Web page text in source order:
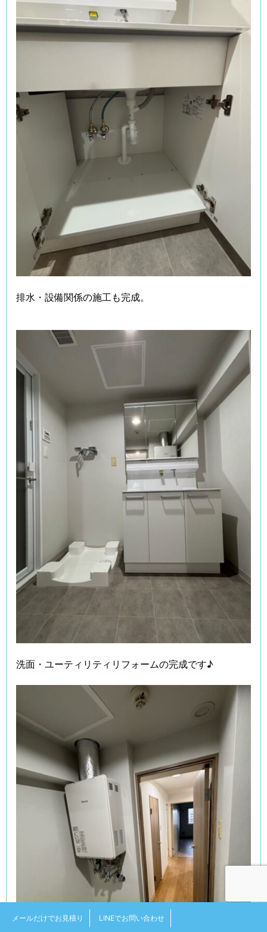
排水・設備関係の施工も完成。
洗面・ユーティリティリフォームの完成です♪
メールだけでお見積り LINEでお問い合わせ